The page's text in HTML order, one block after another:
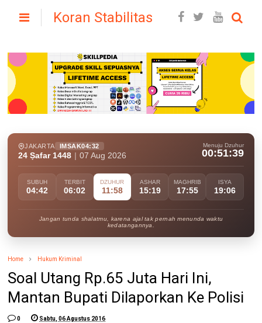
Koran Stabilitas
JAKARTA IMSAK04:32
24 Ṣafar 1448 07 Aug 2026
Menuju Dzuhur
00:51:38
SUBUH
04:42
TERBIT
06:02
DZUHUR
11:58
ASHAR
15:19
MAGHRIB
17:55
ISYA
19:06
Jangan tunda shalatmu, karena ajal tak pernah menunda waktu
kedatangannya.
Home Hukum Kriminal
Soal Utang Rp.65 Juta Hari Ini,
Mantan Bupati Dilaporkan Ke Polisi
0 Sabtu, 06 Agustus 2016